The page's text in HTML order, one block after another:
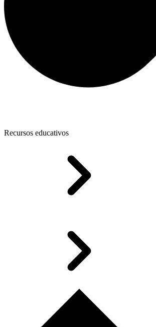
Recursos educativos